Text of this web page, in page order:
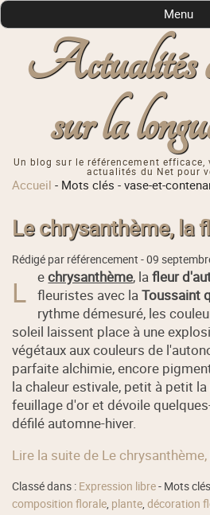
sur la
Un blog sur le référencement
actualités du Net pour
Menu
Accueil - Mots clés -vase-et-
Le chrysanthème, la
Rédigé par référencement -09
L echrysanthème, lafleur
fleuristes avec laToussaint
rythme démesuré, les
soleil laissent place à une
végétaux aux couleurs de
parfaite alchimie, encore
la chaleur estivale, petit à petit
feuillage d'or et dévoile
défilé automne-hiver.
Lire la suite de Le
Classé dans : Expression libre- Mots
composition florale, plante,décoration